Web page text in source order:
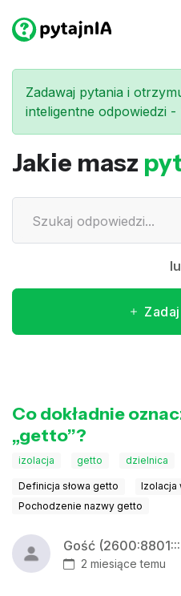
Zadawaj pytania i
inteligentne odpowiedzi -
Jakie masz
Co dokładnie
„getto”?
izolacja getto dzielnica
Definicja słowa getto
Izolacja
Pochodzenie nazwy getto
Gość
2 miesiące temu